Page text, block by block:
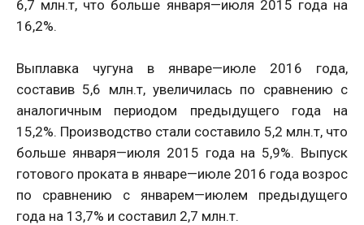
6,7 млн.т, что больше января—июля 2015 года на
16,2%.
Выплавка чугуна в январе—июле 2016 года,
составив 5,6 млн.т, увеличилась по сравнению с
аналогичным периодом предыдущего года на
15,2%. Производство стали составило 5,2 млн.т, что
больше января—июля 2015 года на 5,9%. Выпуск
готового проката в январе—июле 2016 года возрос
по сравнению с январем—июлем предыдущего
года на 13,7% и составил 2,7 млн.т.